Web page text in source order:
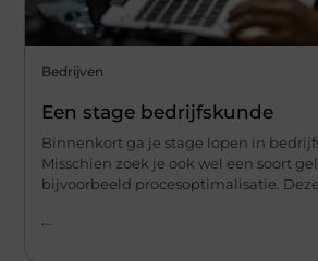
Bedrijven
Een stage bedrijfskunde
Binnenkort ga je stage lopen in
Misschien zoek je ook wel een soort
bijvoorbeeld procesoptimalisatie. Deze
...